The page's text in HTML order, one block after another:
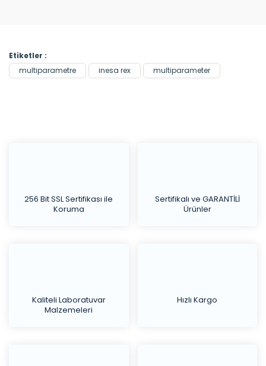
Etiketler :
multiparametre
inesa rex multiparameter
256 Bit SSL Sertifikası ile
Koruma
Sertifikalı ve GARANTİLİ
Ürünler
Kaliteli Laboratuvar
Malzemeleri
Hızlı Kargo